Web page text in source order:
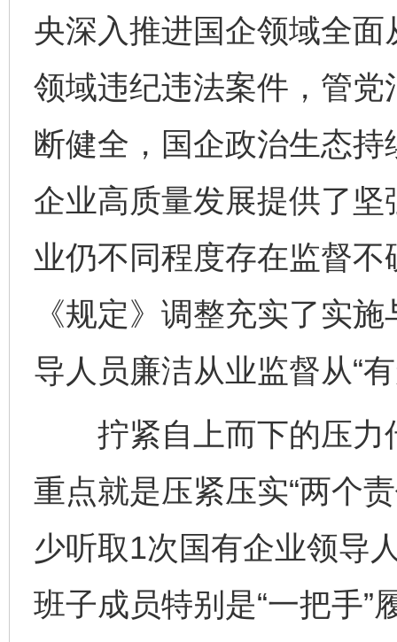
央深入推进国企领域全
领域违纪违法案件，管
断健全，国企政治生态
企业高质量发展提供了
业仍不同程度存在监督
《规定》调整充实了实
导人员廉洁从业监督从“
拧紧自上而下的压力
重点就是压紧压实“两个
少听取1次国有企业领导
班子成员特别是“一把手”